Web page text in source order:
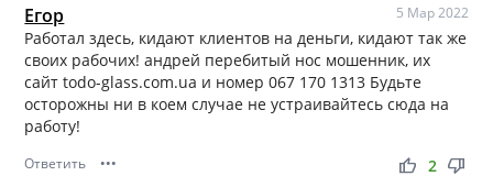
Егор 5 Мар 2022
Работал здесь, кидают клиентов на деньги, кидают так же
своих рабочих! андрей перебитый нос мошенник, их
сайт todo-glass.com.ua и номер 067 170 1313 Будьте
осторожны ни в коем случае не устраивайтесь сюда на
работу!
Ответить ••• thumb_up thumb_down
2